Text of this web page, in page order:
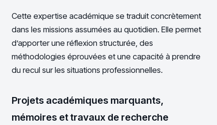
Cette expertise académique se traduit concrètement
dans les missions assumées au quotidien. Elle permet
d’apporter une réflexion structurée, des
méthodologies éprouvées et une capacité à prendre
du recul sur les situations professionnelles.
Projets académiques marquants,
mémoires et travaux de recherche